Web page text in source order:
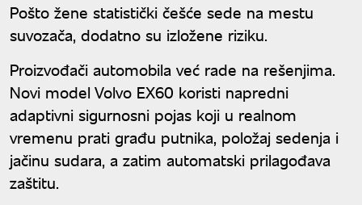
Pošto žene statistički češće sede na mestu
suvozača, dodatno su izložene riziku.
Proizvođači automobila već rade na rešenjima.
Novi model Volvo EX60 koristi napredni
adaptivni sigurnosni pojas koji u realnom
vremenu prati građu putnika, položaj sedenja i
jačinu sudara, a zatim automatski prilagođava
zaštitu.